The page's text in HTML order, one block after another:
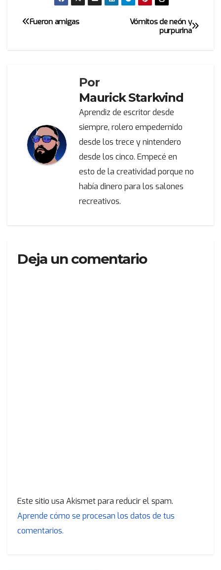
Navegación
Vómitos de neón y
purpurina
Fueron amigas
Por
Maurick Starkvind
Aprendiz de escritor desde
siempre, rolero empedernido
desde los trece y nintendero
desde los cinco. Empecé en
esto de la creatividad porque no
había dinero para los salones
recreativos.
Deja un comentario
Este sitio usa Akismet para reducir el spam.
Aprende cómo se procesan los datos de tus
comentarios.